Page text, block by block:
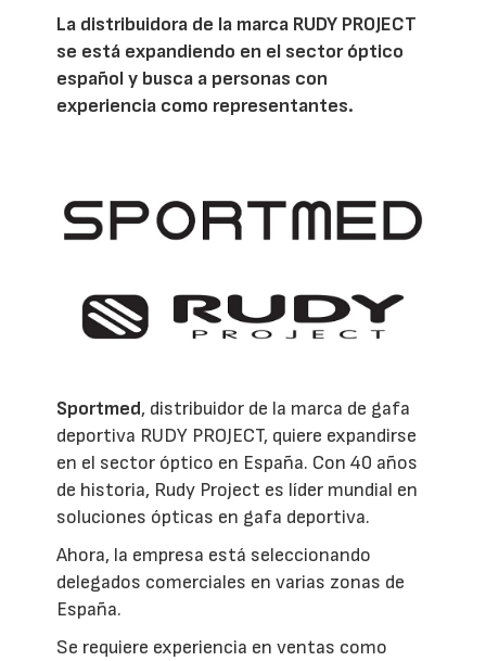
La distribuidora de la marca RUDY PROJECT
se está expandiendo en el sector óptico
español y busca a personas con
experiencia como representantes.
Sportmed, distribuidor de la marca de gafa
deportiva RUDY PROJECT, quiere expandirse
en el sector óptico en España. Con 40 años
de historia, Rudy Project es líder mundial en
soluciones ópticas en gafa deportiva.
Ahora, la empresa está seleccionando
delegados comerciales en varias zonas de
España.
Se requiere experiencia en ventas como